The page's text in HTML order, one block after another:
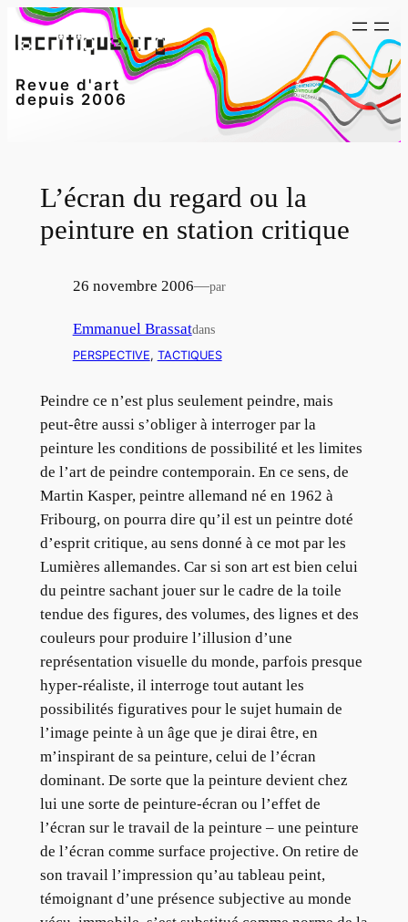
Aller
au
Revue d'art
depuis 2006
L’écran du regard ou la
peinture en station critique
26 novembre 2006—par
Emmanuel Brassatdans
PERSPECTIVE, TACTIQUES
Peindre ce n’est plus seulement peindre, mais
peut-être aussi s’obliger à interroger par la
peinture les conditions de possibilité et les limites
de l’art de peindre contemporain. En ce sens, de
Martin Kasper, peintre allemand né en 1962 à
Fribourg, on pourra dire qu’il est un peintre doté
d’esprit critique, au sens donné à ce mot par les
Lumières allemandes. Car si son art est bien celui
du peintre sachant jouer sur le cadre de la toile
tendue des figures, des volumes, des lignes et des
couleurs pour produire l’illusion d’une
représentation visuelle du monde, parfois presque
hyper-réaliste, il interroge tout autant les
possibilités figuratives pour le sujet humain de
l’image peinte à un âge que je dirai être, en
m’inspirant de sa peinture, celui de l’écran
dominant. De sorte que la peinture devient chez
lui une sorte de peinture-écran ou l’effet de
l’écran sur le travail de la peinture – une peinture
de l’écran comme surface projective. On retire de
son travail l’impression qu’au tableau peint,
témoignant d’une présence subjective au monde